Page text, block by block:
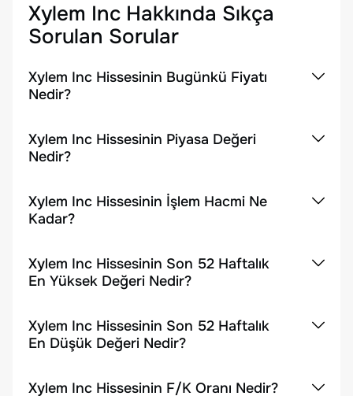
Xylem Inc Hakkında Sıkça
Sorulan Sorular
Xylem Inc Hissesinin Bugünkü Fiyatı
Nedir?
Xylem Inc Hissesinin Piyasa Değeri
Nedir?
Xylem Inc Hissesinin İşlem Hacmi Ne
Kadar?
Xylem Inc Hissesinin Son 52 Haftalık
En Yüksek Değeri Nedir?
Xylem Inc Hissesinin Son 52 Haftalık
En Düşük Değeri Nedir?
Xylem Inc Hissesinin F/K Oranı Nedir?